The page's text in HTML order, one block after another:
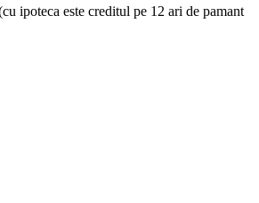
ipoteca este creditul pe 12 ari de pamant